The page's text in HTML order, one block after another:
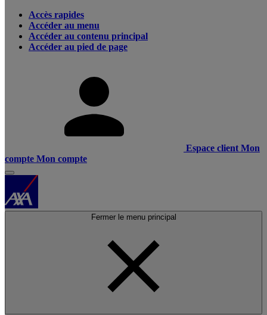
Accès rapides
Accéder au menu
Accéder au contenu principal
Accéder au pied de page
Espace client Mon
compte Mon compte
Fermer le menu principal